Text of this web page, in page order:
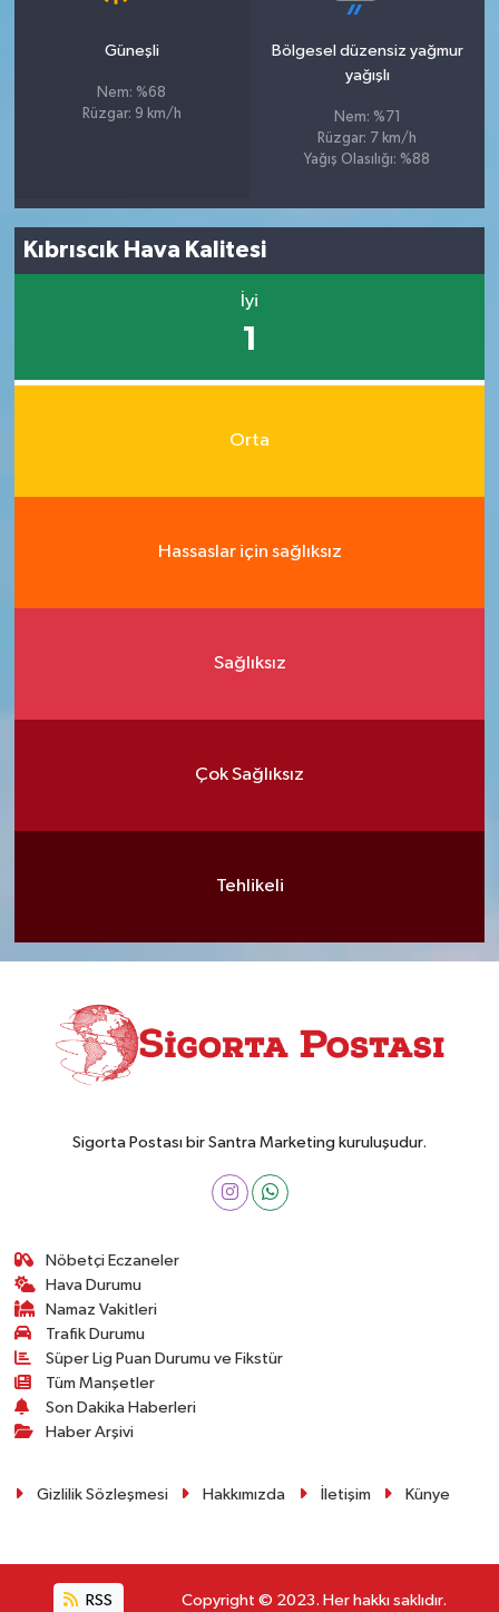
Güneşli
Nem: %68
Rüzgar: 9 km/h
Bölgesel düzensiz yağmur
yağışlı
Nem: %71
Rüzgar: 7 km/h
Yağış Olasılığı: %88
Kıbrıscık Hava Kalitesi
İyi
1
Orta
Hassaslar için sağlıksız
Sağlıksız
Çok Sağlıksız
Tehlikeli
Sigorta Postası bir Santra Marketing kuruluşudur.
Nöbetçi Eczaneler
Hava Durumu
Namaz Vakitleri
Trafik Durumu
Süper Lig Puan Durumu ve Fikstür
Tüm Manşetler
Son Dakika Haberleri
Haber Arşivi
Gizlilik Sözleşmesi Hakkımızda İletişim Künye
RSS Copyright © 2023. Her hakkı saklıdır.